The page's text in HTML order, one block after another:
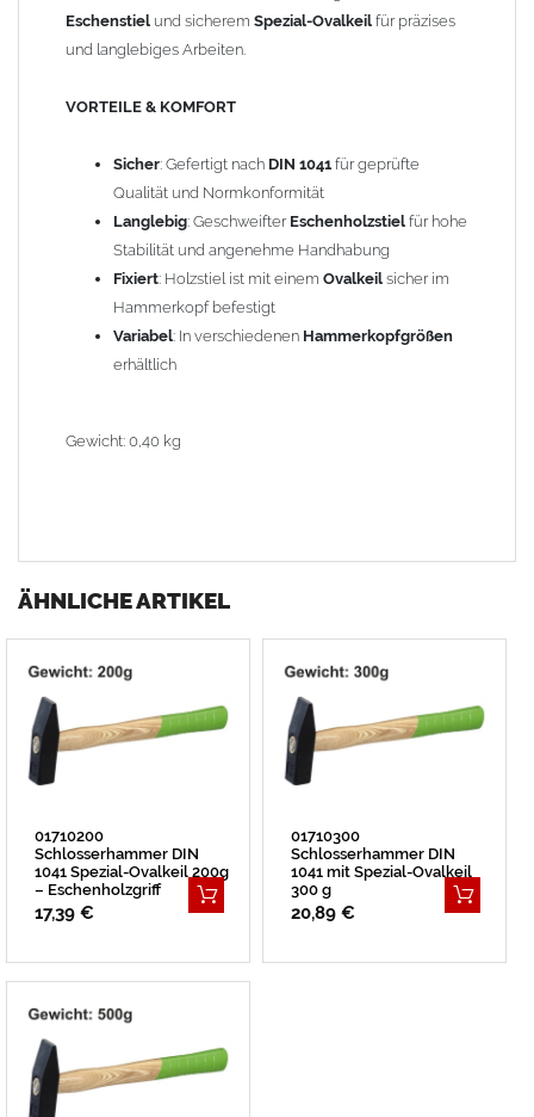
Eschenstiel und sicherem Spezial-Ovalkeil für präzises
und langlebiges Arbeiten.
VORTEILE & KOMFORT
Sicher: Gefertigt nach DIN 1041für geprüfte
Qualität und Normkonformität
Langlebig: Geschweifter Eschenholzstiel für hohe
Stabilität und angenehme Handhabung
Fixiert: Holzstiel ist mit einem Ovalkeil sicher im
Hammerkopf befestigt
Variabel: In verschiedenen Hammerkopfgrößen
erhältlich
Gewicht: 0,40 kg
ÄHNLICHE ARTIKEL
01710200
Schlosserhammer DIN
1041 Spezial-Ovalkeil 200g
– Eschenholzgriff
17,39 €
01710300
Schlosserhammer DIN
1041 mit Spezial-Ovalkeil
300 g
20,89 €